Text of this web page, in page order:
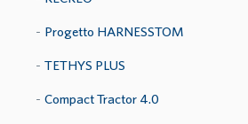
Progetto HARNESSTOM
TETHYS PLUS
Compact Tractor 4.0